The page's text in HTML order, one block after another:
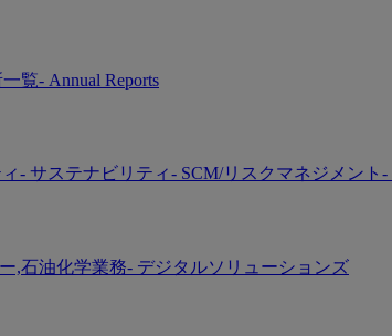
覧- Annual Reports
- サステナビリティ- SCM/リスクマネジメント -
,石油化学業務- デジタルソリューションズ